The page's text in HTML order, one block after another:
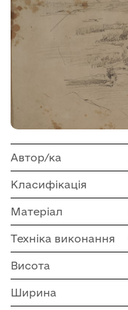
Автор/ка
Класифікація
Матеріал
Техніка виконання
Висота
Ширина